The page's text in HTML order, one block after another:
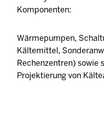
Komponenten:
Wärmepumpen,
Kältemittel,
Rechenzentren) sowie
Projektierung von